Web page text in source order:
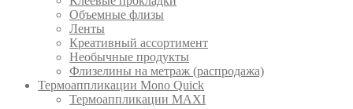
Объемные флизы
Ленты
Креативный ассортимент
Необычные продукты
Флизелины на метраж (распродажа)
Термоаппликации Mono Quick
Термоаппликации MAXI